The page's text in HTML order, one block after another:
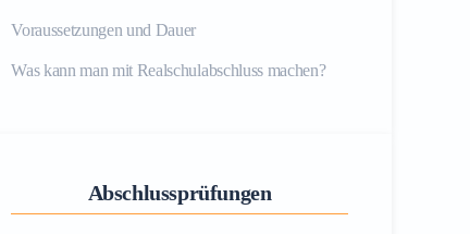
Voraussetzungen und Dauer
Was kann man mit Realschulabschluss machen?
Abschlussprüfungen